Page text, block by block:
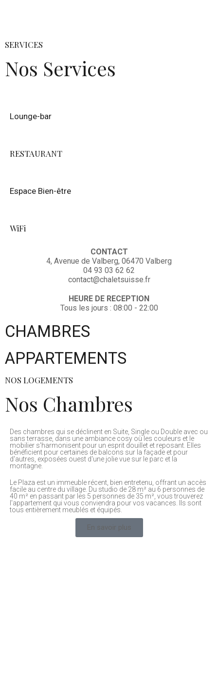
SERVICES
Nos Services
Lounge-bar
RESTAURANT
Espace Bien-être
WiFi
CONTACT
4, Avenue de Valberg, 06470 Valberg
04 93 03 62 62
contact@chaletsuisse.fr
HEURE DE RECEPTION
Tous les jours : 08:00 - 22:00
CHAMBRES
APPARTEMENTS
NOS LOGEMENTS
Nos Chambres
Des chambres qui se déclinent en Suite, Single ou Double avec ou
sans terrasse, dans une ambiance cosy où les couleurs et le
mobilier s'harmonisent pour un esprit douillet et reposant. Elles
bénéficient pour certaines de balcons sur la façade et pour
d'autres, exposées ouest d'une jolie vue sur le parc et la
montagne.
Le Plaza est un immeuble récent, bien entretenu, offrant un accès
facile au centre du village. Du studio de 28 m² au 6 personnes de
40 m² en passant par les 5 personnes de 35 m², vous trouverez
l'appartement qui vous conviendra pour vos vacances. Ils sont
tous entièrement meublés et équipés.
En savoir plus